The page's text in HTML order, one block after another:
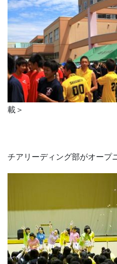
載＞
チアリーディング部がオープ